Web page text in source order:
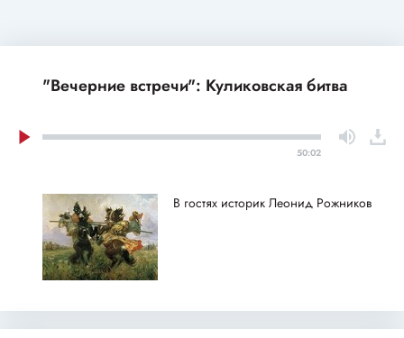
"Вечерние встречи": Куликовская битва
50:02
В гостях историк Леонид Рожников